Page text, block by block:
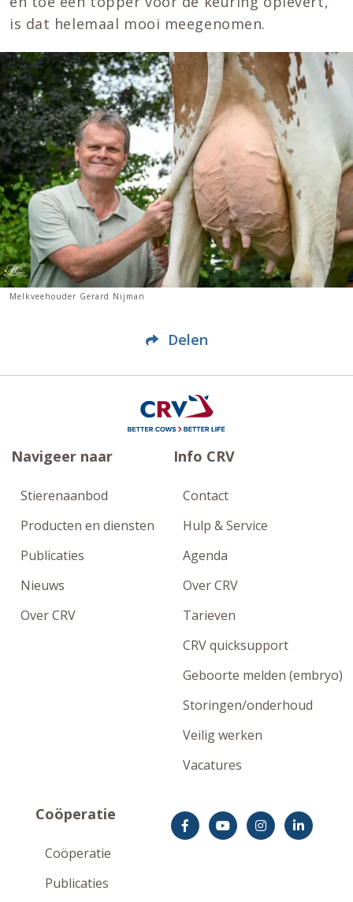
is dat helemaal mooi meegenomen.
Melkveehouder Gerard Nijman
Delen
Navigeer naar
Stierenaanbod
Producten en diensten
Publicaties
Nieuws
Over CRV
Info CRV
Contact
Hulp & Service
Agenda
Over CRV
Tarieven
CRV quicksupport
Geboorte melden (embryo)
Storingen/onderhoud
Veilig werken
Vacatures
Coöperatie
Coöperatie
Publicaties